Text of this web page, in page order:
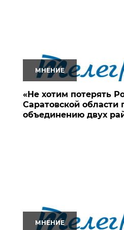
МНЕНИЕ
«Не хотим потерять
Саратовской области
объединению двух
МНЕНИЕ